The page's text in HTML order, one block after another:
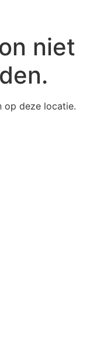
niet
op deze locatie.